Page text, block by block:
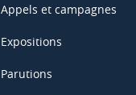
Appels et campagnes
Expositions
Parutions